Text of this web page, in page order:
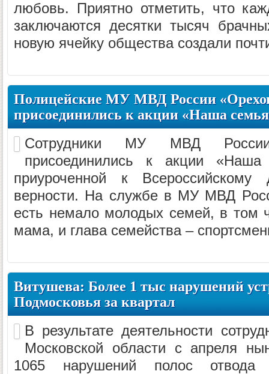
любовь. Приятно отметить, что
заключаются десятки тысяч
новую ячейку общества создали
Полицейские МУ МВД России
присоединились к акции «Наша
Сотрудники МУ МВД России
присоединились к акции
приуроченной к
верности. На службе в МУ МВД
есть немало молодых семей, в том
мама, и глава семейства –
Витушева: Более 1 тыс нарушений
Подмосковья за квартал
В результате деятельности
Московской области с апреля
1065 нарушений полос отвода